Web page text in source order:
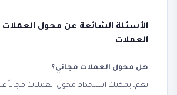
الأسئلة الشائعة عن محول
العملات
هل محول العملات مجاني؟
نعم، يمكنك استخدام محول العملات مجاناً